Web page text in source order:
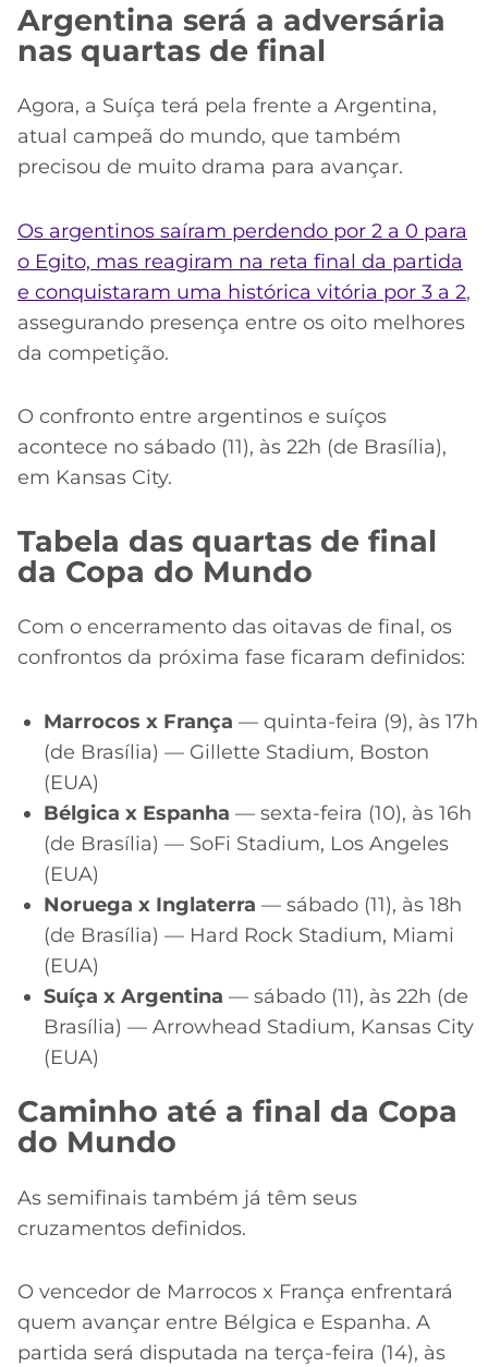
Argentina será a adversária
nas quartas de final
Agora, a Suíça terá pela frente a Argentina,
atual campeã do mundo, que também
precisou de muito drama para avançar.
Os argentinos saíram perdendo por 2 a 0 para
o Egito, mas reagiram na reta final da partida
e conquistaram uma histórica vitória por 3 a 2,
assegurando presença entre os oito melhores
da competição.
O confronto entre argentinos e suíços
acontece no sábado (11), às 22h (de Brasília),
em Kansas City.
Tabela das quartas de final
da Copa do Mundo
Com o encerramento das oitavas de final, os
confrontos da próxima fase ficaram definidos:
Marrocos x França — quinta-feira (9), às 17h
(de Brasília) — Gillette Stadium, Boston
(EUA)
Bélgica x Espanha — sexta-feira (10), às 16h
(de Brasília) — SoFi Stadium, Los Angeles
(EUA)
Noruega x Inglaterra — sábado (11), às 18h
(de Brasília) — Hard Rock Stadium, Miami
(EUA)
Suíça x Argentina — sábado (11), às 22h (de
Brasília) — Arrowhead Stadium, Kansas City
(EUA)
Caminho até a final da Copa
do Mundo
As semifinais também já têm seus
cruzamentos definidos.
O vencedor de Marrocos x França enfrentará
quem avançar entre Bélgica e Espanha. A
partida será disputada na terça-feira (14), às